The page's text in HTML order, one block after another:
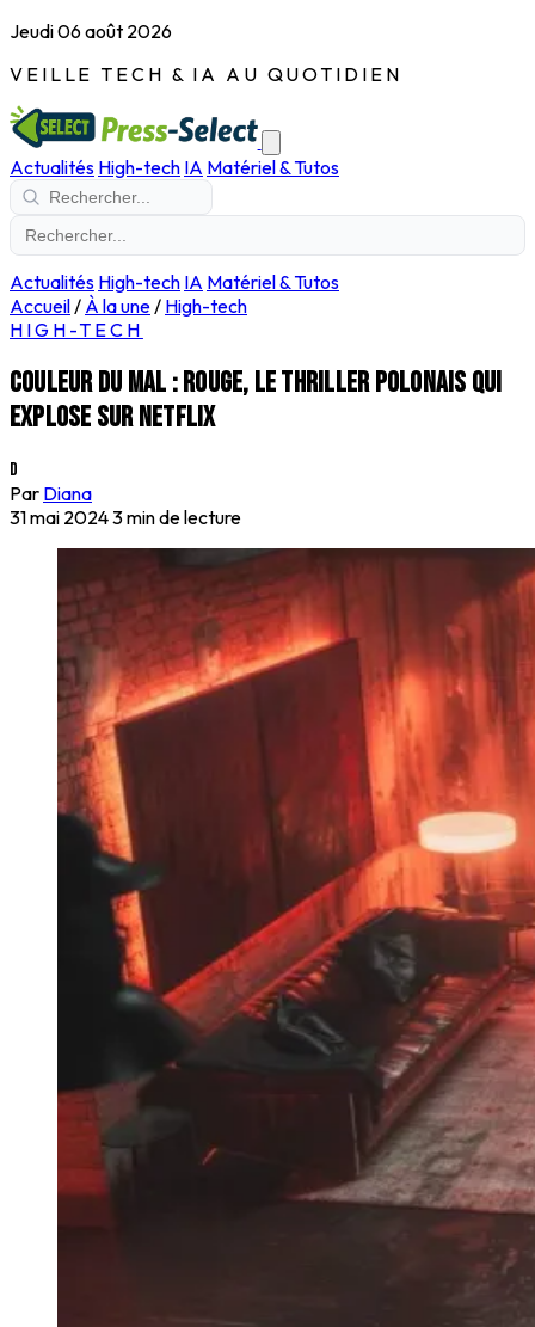
Jeudi 06 août 2026
VEILLE TECH & IA AU QUOTIDIEN
Actualités High-tech IA Matériel & Tutos
Actualités High-tech IA Matériel & Tutos
Accueil/ À la une/ High-tech
HIGH-TECH
Couleur du Mal : Rouge, le thriller polonais qui
explose sur Netflix
D
Par Diana
31 mai 20243 min de lecture